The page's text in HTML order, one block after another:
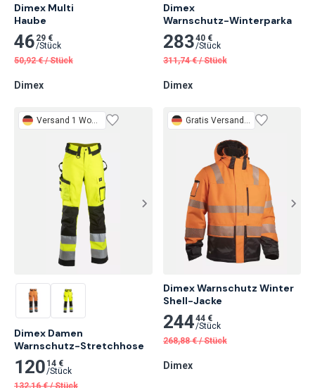
Dimex Multi
Haube
46 29 €
/Stück
50,92 € /Stück
Dimex
Dimex
Warnschutz-Winterparka
28340 €
/Stück
311,74 € /Stück
Dimex
Versand 1 Woche
Dimex Damen
Warnschutz-Stretchhose
120 14 €
/Stück
132,16 € /Stück
Gratis Versand 1 Woche
Dimex Warnschutz Winter
Shell-Jacke
24444 €
/Stück
268,88 € /Stück
Dimex